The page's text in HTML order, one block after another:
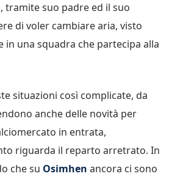
tramite suo padre ed il suo
di voler cambiare aria, visto
in una squadra che partecipa alla
situazioni così complicate, da
anche delle novità per
in entrata,
riguarda il reparto arretrato. In
che su Osimhen ancora ci sono